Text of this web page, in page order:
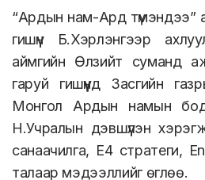
“Ардын нам-Ард түмэндээ”
гишүүн Б.Хэрлэнгээр
аймгийн Өлзийт суманд
гаруй гишүүнд Засгийн
Монгол Ардын намын
Н.Учралын дэвшүүлэн
санаачилга, E4 стратеги,
талаар мэдээллийг өглөө.